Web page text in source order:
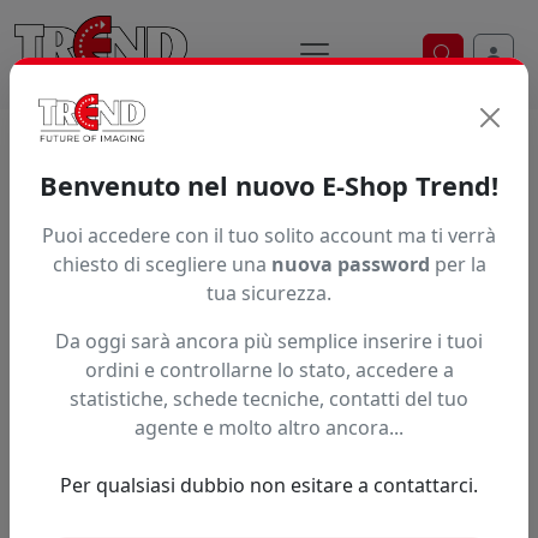
Ricerca
Trend S.r.l.
stampa digitale dal 1997
Benvenuto nel nuovo E-Shop Trend!
Puoi accedere con il tuo solito account ma ti verrà
chiesto di scegliere una nuova password per la
tua sicurezza.
Da oggi sarà ancora più semplice inserire i tuoi
ordini e controllarne lo stato, accedere a
statistiche, schede tecniche, contatti del tuo
agente e molto altro ancora...
Per qualsiasi dubbio non esitare a contattarci.